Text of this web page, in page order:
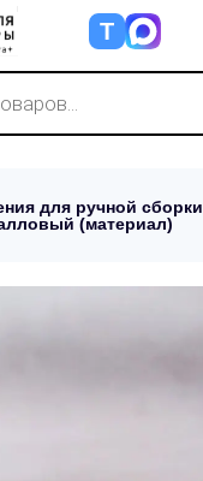
Т
для ручной сборки
(материал)